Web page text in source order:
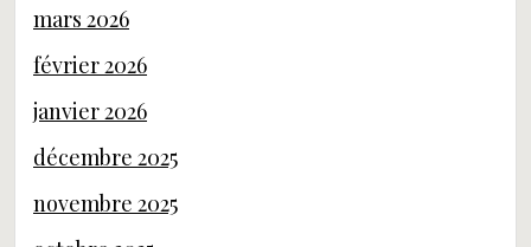
mars 2026
février 2026
janvier 2026
décembre 2025
novembre 2025